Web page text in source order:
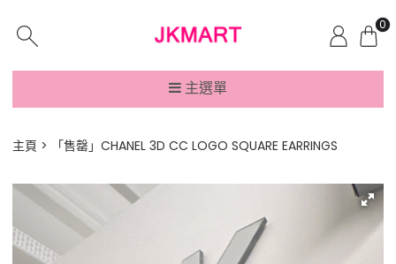
0
主選單
主頁 「售罄」CHANEL 3D CC LOGO SQUARE EARRINGS